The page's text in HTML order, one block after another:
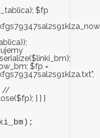
$fp
$fp =
//
} } }